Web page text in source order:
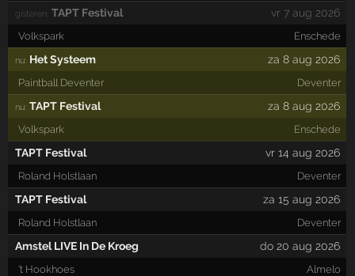
gisteren: TAPT Festival vr 7 aug 2026
Volkspark Enschede
nu: Het Systeem za 8 aug 2026
Paintball Deventer Deventer
nu: TAPT Festival za 8 aug 2026
Volkspark Enschede
TAPT Festival vr 14 aug 2026
Roland Holstlaan Deventer
TAPT Festival za 15 aug 2026
Roland Holstlaan Deventer
Amstel LIVE In De Kroeg do 20 aug 2026
't Hookhoes Almelo